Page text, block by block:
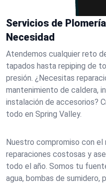
Servicios de
Necesidad
Atendemos cualquier reto
tapados hasta repiping de
presión. ¿Necesitas
mantenimiento de caldera,
instalación de accesorios?
todo en Spring Valley.
Nuestro compromiso con
reparaciones costosas y
todo el año. Somos tu
agua, bombas de sumidero,